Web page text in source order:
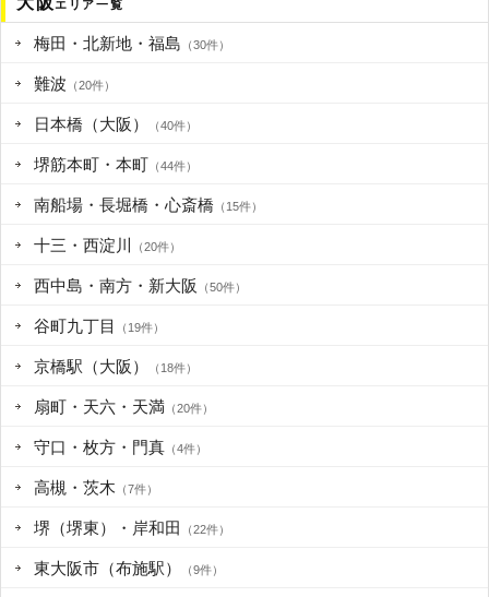
エリア一覧
梅田・北新地・福島 （30件）
難波 （20件）
日本橋（大阪） （40件）
堺筋本町・本町 （44件）
南船場・長堀橋・心斎橋 （15件）
十三・西淀川 （20件）
西中島・南方・新大阪 （50件）
谷町九丁目 （19件）
京橋駅（大阪） （18件）
扇町・天六・天満 （20件）
守口・枚方・門真 （4件）
高槻・茨木 （7件）
堺（堺東）・岸和田 （22件）
東大阪市（布施駅） （9件）